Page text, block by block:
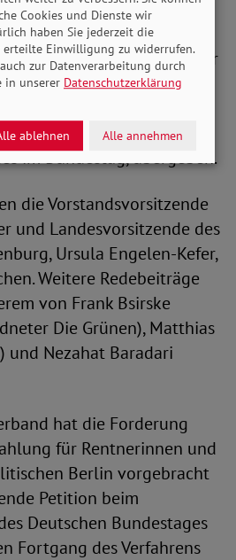
250.000 Unterschriften für
und wird diese auf der
Hagedorn,
im Bundestag, übergeben.
die Vorstandsvorsitzende
und Landesvorsitzende des
Ursula Engelen-Kefer,
Weitere Redebeiträge
von Frank Bsirske
Die Grünen), Matthias
und Nezahat Baradari
hat die Forderung
für Rentnerinnen und
Berlin vorgebracht
Petition beim
Deutschen Bundestages
Fortgang des Verfahrens
Cookies und Dienste wir
haben Sie jederzeit die
Einwilligung zu widerrufen.
zur Datenverarbeitung durch
in unserer Datenschutzerklärung
ablehnen Alle annehmen